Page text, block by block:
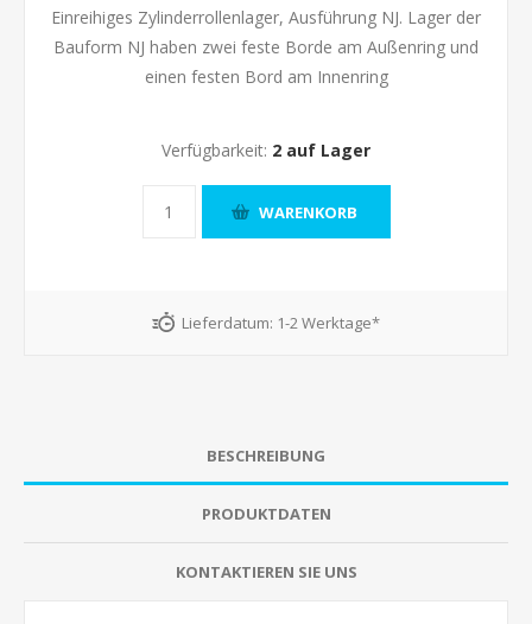
Einreihiges Zylinderrollenlager, Ausführung NJ. Lager der
Bauform NJ haben zwei feste Borde am Außenring und
einen festen Bord am Innenring
Verfügbarkeit: 2 auf Lager
Lieferdatum: 1-2 Werktage*
BESCHREIBUNG
PRODUKTDATEN
KONTAKTIEREN SIE UNS